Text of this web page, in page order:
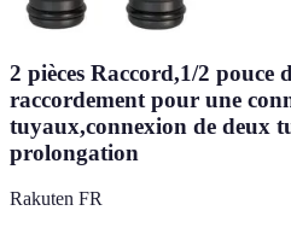
2 pièces Raccord,1/2 pouce
raccordement pour une
tuyaux,connexion de deux
prolongation
Rakuten FR